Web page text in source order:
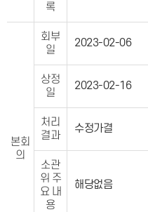
록
본회
의
회부
일
2023-02-06
상정
일
2023-02-16
처리
결과
수정가결
소관
위 주
요 내
용
해당없음